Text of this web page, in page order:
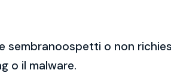
sembranoospetti o non
o il malware.